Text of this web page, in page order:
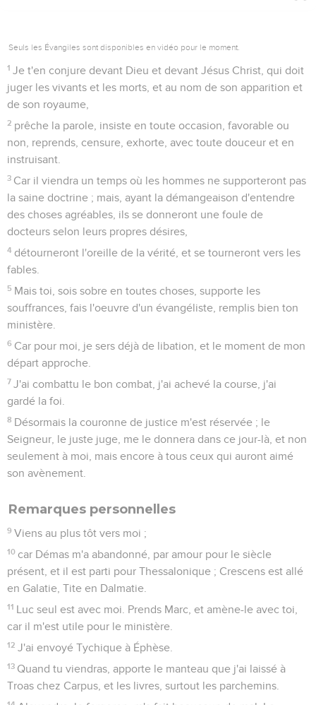
Seuls les Évangiles sont disponibles en vidéo pour le moment.
1 Je t'en conjure devant Dieu et devant Jésus Christ, qui doit
juger les vivants et les morts, et au nom de son apparition et
de son royaume,
2 prêche la parole, insiste en toute occasion, favorable ou
non, reprends, censure, exhorte, avec toute douceur et en
instruisant.
3 Car il viendra un temps où les hommes ne supporteront pas
la saine doctrine ; mais, ayant la démangeaison d'entendre
des choses agréables, ils se donneront une foule de
docteurs selon leurs propres désires,
4 détourneront l'oreille de la vérité, et se tourneront vers les
fables.
5 Mais toi, sois sobre en toutes choses, supporte les
souffrances, fais l'oeuvre d'un évangéliste, remplis bien ton
ministère.
6 Car pour moi, je sers déjà de libation, et le moment de mon
départ approche.
7 J'ai combattu le bon combat, j'ai achevé la course, j'ai
gardé la foi.
8 Désormais la couronne de justice m'est réservée ; le
Seigneur, le juste juge, me le donnera dans ce jour-là, et non
seulement à moi, mais encore à tous ceux qui auront aimé
son avènement.
Remarques personnelles
9 Viens au plus tôt vers moi ;
10 car Démas m'a abandonné, par amour pour le siècle
présent, et il est parti pour Thessalonique ; Crescens est allé
en Galatie, Tite en Dalmatie.
11 Luc seul est avec moi. Prends Marc, et amène-le avec toi,
car il m'est utile pour le ministère.
12 J'ai envoyé Tychique à Éphèse.
13 Quand tu viendras, apporte le manteau que j'ai laissé à
Troas chez Carpus, et les livres, surtout les parchemins.